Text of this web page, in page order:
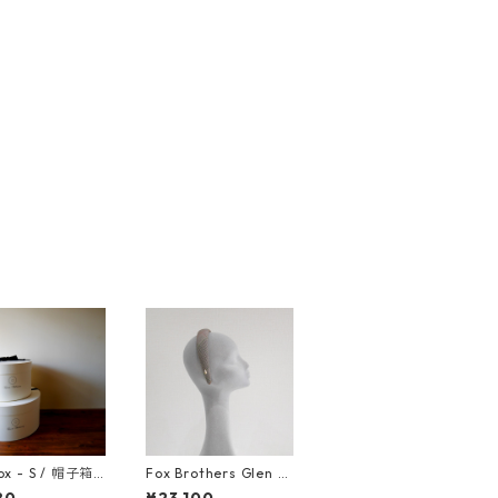
- S / 帽子箱 S
Fox Brothers Glen C
heck Headband (Mid)